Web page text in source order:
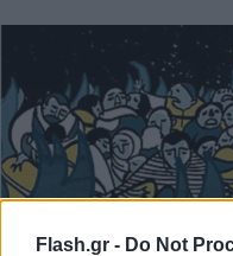
Flash.gr - Do Not